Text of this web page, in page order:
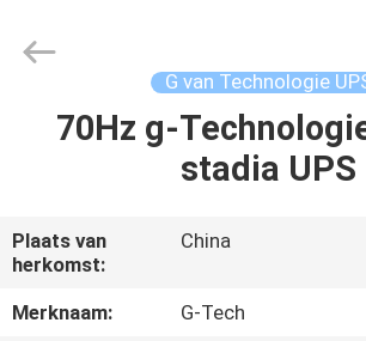
THUIS
OVER
ONS
POWER
GROUP.
G van Technologie
70Hz g-
stadia UPS
Plaats van
herkomst:
China
Merknaam:
G-Tech